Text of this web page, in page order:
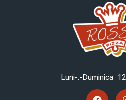
Luni-:-Duminica 12